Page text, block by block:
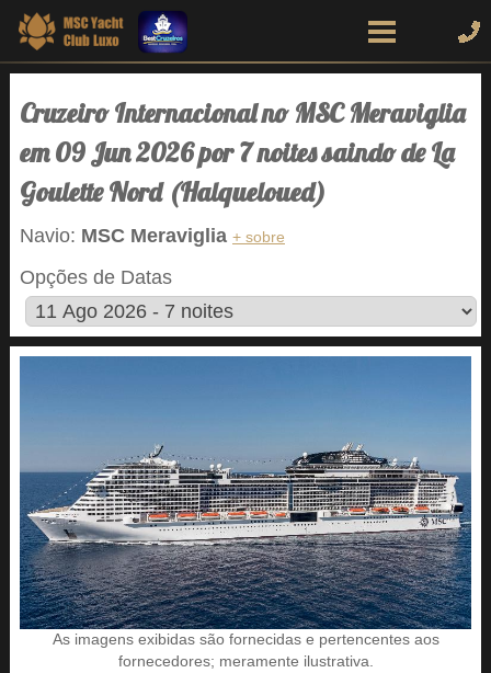
Cruzeiro Internacional no MSC Meraviglia
em 09 Jun 2026 por 7 noites saindo de La
Goulette Nord (Halqueloued)
Navio: MSC Meraviglia + sobre
Opções de Datas
As imagens exibidas são fornecidas e pertencentes aos
fornecedores; meramente ilustrativa.